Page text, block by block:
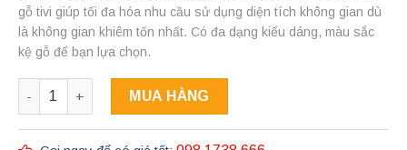
gỗ tivi giúp tối đa hóa nhu cầu sử dụng diện tích không gian dù
là không gian khiêm tốn nhất. Có đa dạng kiểu dáng, màu sắc
kệ gỗ để bạn lựa chọn.
Số lượng MUA HÀNG